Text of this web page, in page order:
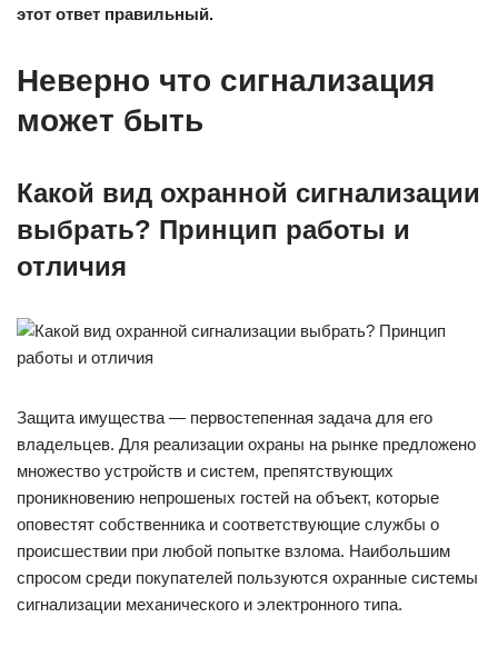
этот ответ правильный.
Неверно что сигнализация
может быть
Какой вид охранной сигнализации
выбрать? Принцип работы и
отличия
Защита имущества — первостепенная задача для его
владельцев. Для реализации охраны на рынке предложено
множество устройств и систем, препятствующих
проникновению непрошеных гостей на объект, которые
оповестят собственника и соответствующие службы о
происшествии при любой попытке взлома. Наибольшим
спросом среди покупателей пользуются охранные системы
сигнализации механического и электронного типа.